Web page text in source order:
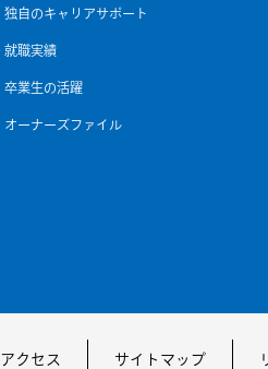
独自のキャリアサポート
就職実績
卒業生の活躍
オーナーズファイル
アクセス サイトマップ